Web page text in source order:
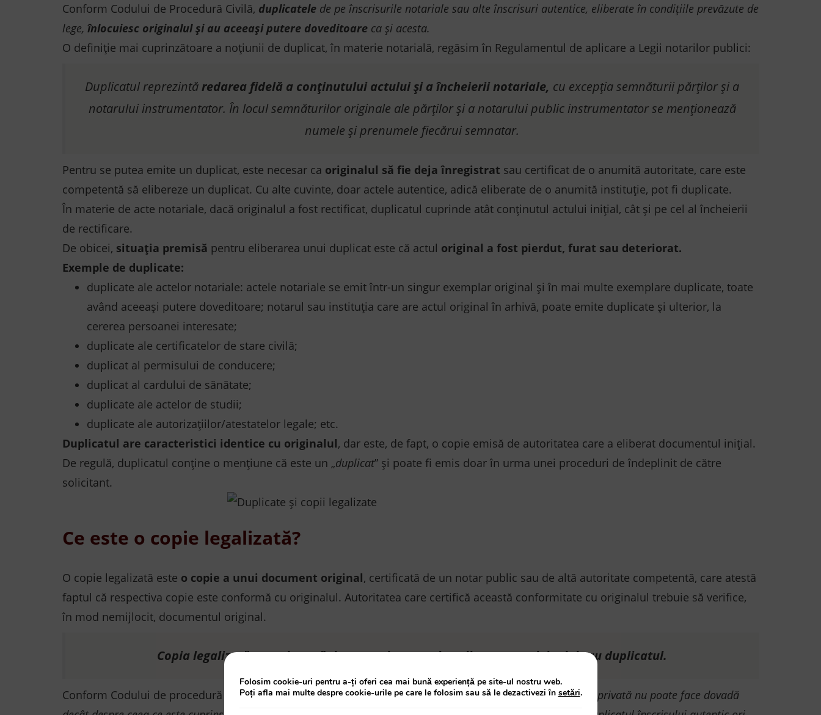
Conform Codului de Procedură Civilă, duplicatele de pe înscrisurile notariale sau alte înscrisuri autentice, eliberate în condiţiile prevăzute de
lege, înlocuiesc originalul şi au aceeaşi putere doveditoare ca şi acesta.
O definiție mai cuprinzătoare a noțiunii de duplicat, în materie notarială, regăsim în Regulamentul de aplicare a Legii notarilor publici:
Duplicatul reprezintăredarea fidelă a conţinutului actului şi a încheierii notariale, cu excepţia semnăturii părţilor şi a
notarului instrumentator. În locul semnăturilor originale ale părţilor şi a notarului public instrumentator se menţionează
numele şi prenumele fiecărui semnatar.
Pentru se putea emite un duplicat, este necesar ca originalul să fie deja înregistrat sau certificat de o anumită autoritate, care este
competentă să elibereze un duplicat. Cu alte cuvinte, doar actele autentice, adică eliberate de o anumită instituție, pot fi duplicate.
În materie de acte notariale, dacă originalul a fost rectificat, duplicatul cuprinde atât conţinutul actului inițial, cât şi pe cel al încheierii
de rectificare.
De obicei, situația premisă pentru eliberarea unui duplicat este că actul original a fost pierdut, furat sau deteriorat.
Exemple de duplicate:
duplicate ale actelor notariale: actele notariale se emit într-un singur exemplar original și în mai multe exemplare duplicate, toate
având aceeași putere doveditoare; notarul sau instituția care are actul original în arhivă, poate emite duplicate și ulterior, la
cererea persoanei interesate;
duplicate ale certificatelor de stare civilă;
duplicat al permisului de conducere;
duplicat al cardului de sănătate;
duplicate ale actelor de studii;
duplicate ale autorizațiilor/atestatelor legale; etc.
Duplicatul are caracteristici identice cu originalul, dar este, de fapt, o copie emisă de autoritatea care a eliberat documentul inițial.
De regulă, duplicatul conține o mențiune că este un „duplicat” și poate fi emis doar în urma unei proceduri de îndeplinit de către
solicitant.
Ce este o copie legalizată?
O copie legalizată este o copie a unui document original, certificată de un notar public sau de altă autoritate competentă, care atestă
faptul că respectiva copie este conformă cu originalul. Autoritatea care certifică această conformitate cu originalul trebuie să verifice,
în mod nemijlocit, documentul original.
Copia legalizată nu se bucură de aceeași putere doveditoare ca originalul sau duplicatul.
Conform Codului de procedură civilă, copia, chiar legalizată, de pe orice înscris autentic sau sub semnătură privată nu poate face dovadă
Folosim cookie-uri pentru a-ți oferi cea mai bună experiență pe site-ul nostru web.
Poți afla mai multe despre cookie-urile pe care le folosim sau să le dezactivezi în setări.